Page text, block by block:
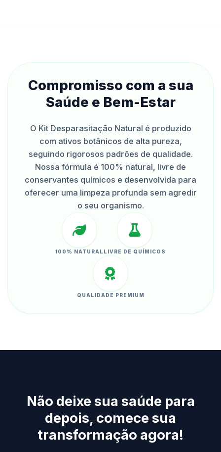
Compromisso com a sua
Saúde e Bem-Estar
O Kit Desparasitação Natural é produzido
com ativos botânicos de alta pureza,
seguindo rigorosos padrões de qualidade.
Nossa fórmula é 100% natural, livre de
conservantes químicos e desenvolvida para
oferecer uma limpeza profunda sem agredir
o seu organismo.
100% NATURAL LIVRE DE QUÍMICOS
QUALIDADE PREMIUM
Não deixe sua saúde para
depois, comece sua
transformação agora!